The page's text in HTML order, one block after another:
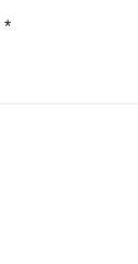
*